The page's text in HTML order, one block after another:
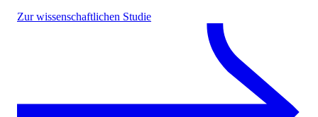
Zur wissenschaftlichen Studie